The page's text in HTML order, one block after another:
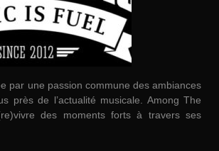
par une passion commune des ambiances
près de l’actualité musicale. Among The
des moments forts à travers ses